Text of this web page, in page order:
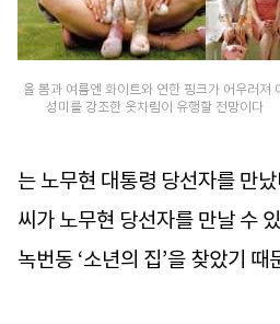
올 봄과 여름엔 화이트와 연한 핑크가 어우러져
성미를 강조한 옷차림이 유행할 전망이다
는 노무현 대통령 당선자를 만
씨가 노무현 당선자를 만날 수
녹번동 ‘소년의 집’을 찾았기 때